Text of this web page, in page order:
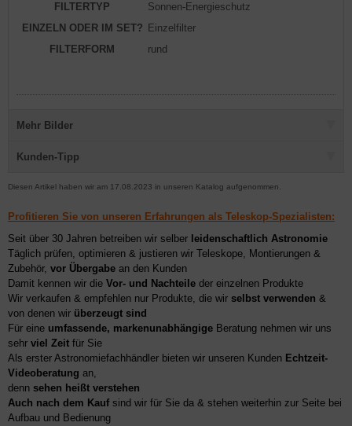
FILTERTYP
Sonnen-Energieschutz
EINZELN ODER IM SET? Einzelfilter
FILTERFORM
rund
Mehr Bilder
Kunden-Tipp
Diesen Artikel haben wir am 17.08.2023 in unseren Katalog aufgenommen.
Profitieren Sie von unseren Erfahrungen als Teleskop-Spezialisten:
Seit über 30 Jahren betreiben wir selber leidenschaftlich Astronomie
Täglich prüfen, optimieren & justieren wir Teleskope, Montierungen &
Zubehör, vor Übergabe an den Kunden
Damit kennen wir die Vor- und Nachteile der einzelnen Produkte
Wir verkaufen & empfehlen nur Produkte, die wir selbst verwenden &
von denen wir überzeugt sind
Für eine umfassende, markenunabhängige Beratung nehmen wir uns
sehr viel Zeit für Sie
Als erster Astronomiefachhändler bieten wir unseren Kunden Echtzeit-
Videoberatung an,
denn sehen heißt verstehen
Auch nach dem Kaufsind wir für Sie da & stehen weiterhin zur Seite bei
Aufbau und Bedienung